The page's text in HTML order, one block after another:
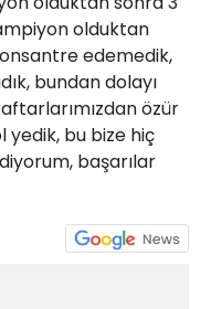
olduktan
edemedik,
bundan dolayı
özür
yedik, bu bize hiç
başarılar